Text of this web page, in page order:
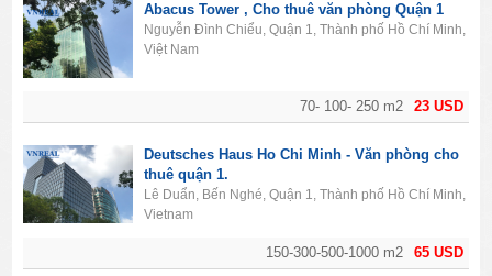
23 USD
70- 100- 250 m2
Abacus Tower , Cho thuê văn phòng Quận 1
Nguyễn Đình Chiểu, Quận 1, Thành phố Hồ Chí Minh,
Việt Nam
65 USD
150-300-500-1000 m2
Deutsches Haus Ho Chi Minh - Văn phòng cho
thuê quận 1.
Lê Duẩn, Bến Nghé, Quận 1, Thành phố Hồ Chí Minh,
Vietnam